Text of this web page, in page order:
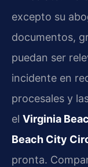
excepto su
documentos,
puedan ser
incidente en
procesales y
el Virginia
Beach City
pronta.